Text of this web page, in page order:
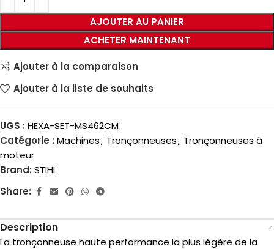
AJOUTER AU PANIER
ACHETER MAINTENANT
Ajouter à la comparaison
Ajouter à la liste de souhaits
UGS : HEXA-SET-MS462CM
Catégorie : Machines, Tronçonneuses, Tronçonneuses à
moteur
Brand: STIHL
Share:
Description
La tronçonneuse haute performance la plus légère de la